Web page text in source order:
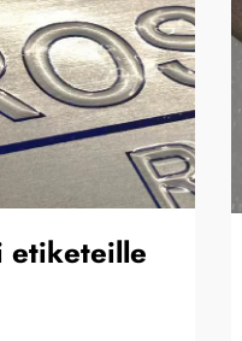
etiketeille